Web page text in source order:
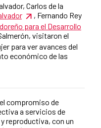
Carlos de la
, Fernando Rey
para el Desarrollo
visitaron el
para ver avances del
económico de las
compromiso de
a servicios de
reproductiva, con un